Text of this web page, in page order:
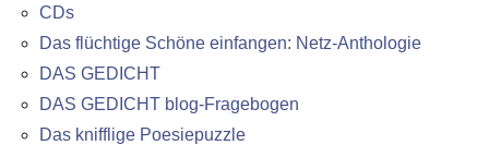
CDs
Das flüchtige Schöne einfangen: Netz-Anthologie
DAS GEDICHT
DAS GEDICHT blog-Fragebogen
Das knifflige Poesiepuzzle